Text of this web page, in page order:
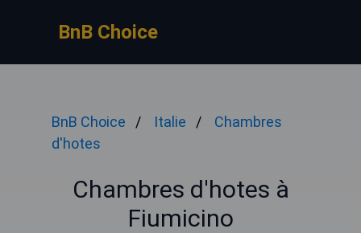
BnB Choice
BnB Choice Italie
Chambres
d'hotes
Chambres d'hotes à
Fiumicino